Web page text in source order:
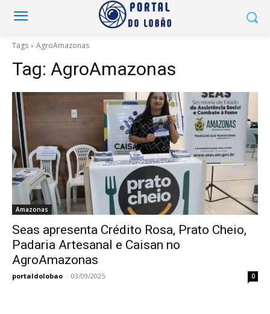
Tags AgroAmazonas
Tag: AgroAmazonas
Amazonas
Seas apresenta Crédito Rosa, Prato Cheio,
Padaria Artesanal e Caisan no
AgroAmazonas
portaldolobao - 03/09/2025 0